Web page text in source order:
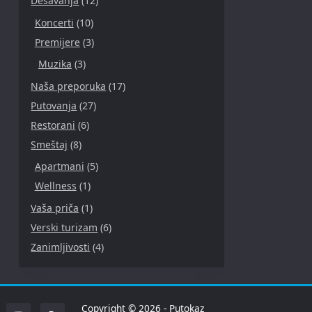
Koncerti (10)
Premijere(3)
Muzika (3)
Naša preporuka (17)
Putovanja (27)
Restorani (6)
Smeštaj (8)
Apartmani (5)
Wellness (1)
Vaša priča (1)
Verski turizam (6)
Zanimljivosti (4)
Copyright © 2026 - Putokaz